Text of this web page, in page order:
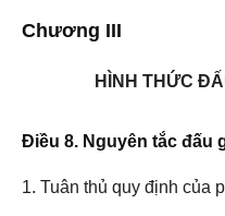
Chương III
HÌNH THỨC
Điều 8. Nguyên tắc đấu
1. Tuân thủ quy định của